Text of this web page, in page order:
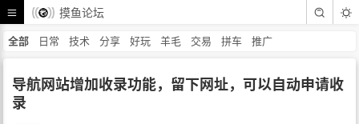
摸鱼论坛
全部 日常 技术 分享 好玩 羊毛 交易 拼车 推广
导航网站增加收录功能，留下网址，可以自动申请收
录